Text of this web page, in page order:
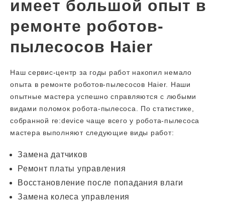
имеет большой опыт в
ремонте роботов-
пылесосов Haier
Наш сервис-центр за годы работ накопил немало
опыта в ремонте роботов-пылесосов Haier. Наши
опытные мастера успешно справляются с любыми
видами поломок робота-пылесоса. По статистике,
собранной re:device чаще всего у робота-пылесоса
мастера выполняют следующие виды работ:
Замена датчиков
Ремонт платы управления
Восстановление после попадания влаги
Замена колеса управления